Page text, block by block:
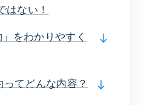
はない！
をわかりやすく
てどんな内容？